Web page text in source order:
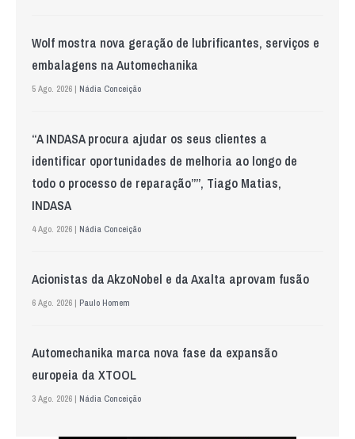
Wolf mostra nova geração de lubrificantes, serviços e
embalagens na Automechanika
5 Ago. 2026 | Nádia Conceição
“A INDASA procura ajudar os seus clientes a
identificar oportunidades de melhoria ao longo de
todo o processo de reparação””, Tiago Matias,
INDASA
4 Ago. 2026 | Nádia Conceição
Acionistas da AkzoNobel e da Axalta aprovam fusão
6 Ago. 2026 | Paulo Homem
Automechanika marca nova fase da expansão
europeia da XTOOL
3 Ago. 2026 | Nádia Conceição